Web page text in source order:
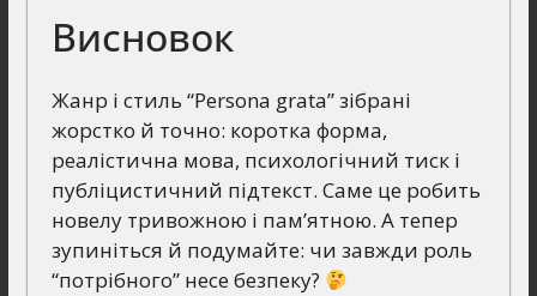
Висновок
Жанр і стиль “Persona grata” зібрані
жорстко й точно: коротка форма,
реалістична мова, психологічний тиск і
публіцистичний підтекст. Саме це робить
новелу тривожною і пам’ятною. А тепер
зупиніться й подумайте: чи завжди роль
“потрібного” несе безпеку?